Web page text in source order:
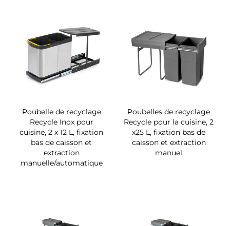
Poubelle de recyclage
Recycle Inox pour
cuisine, 2 x 12 L, fixation
bas de caisson et
extraction
manuelle/automatique
Poubelles de recyclage
Recycle pour la cuisine, 2
x25 L, fixation bas de
caisson et extraction
manuel